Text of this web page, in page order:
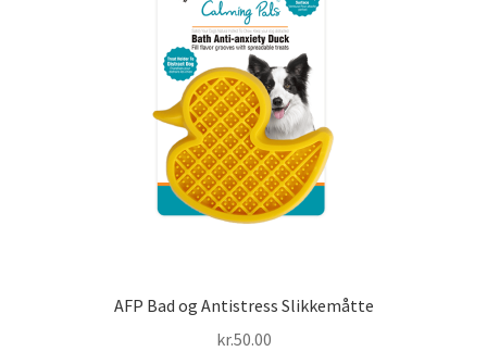
AFP Bad og Antistress Slikkemåtte
kr.50.00